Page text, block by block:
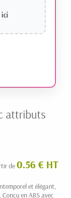
ici
attributs
de 0.56 € HT
et élégant,
en ABS avec